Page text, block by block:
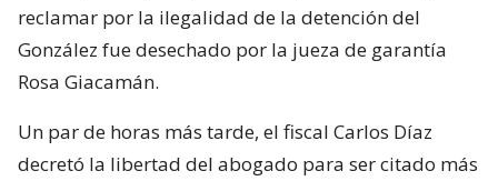
reclamar por la ilegalidad de la detención del
González fue desechado por la jueza de garantía
Rosa Giacamán.
Un par de horas más tarde, el fiscal Carlos Díaz
decretó la libertad del abogado para ser citado más